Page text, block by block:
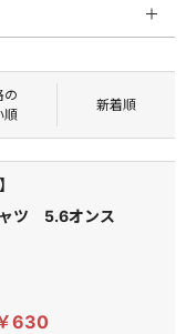
の
順
新着順
ツ 5.6オンス
630